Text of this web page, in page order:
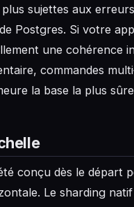
sujettes aux
Postgres. Si votre
une cohérence
commandes
la base la plus
conçu dès le départ
Le sharding